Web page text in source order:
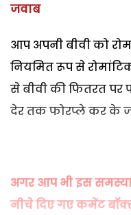
जवाब
आप अपनी बीवी को
नियमित रूप से
से बीवी की फितरत पर
देर तक फोरप्ले कर के
अगर आप भी इस
नीचे दिए गए कमेंट